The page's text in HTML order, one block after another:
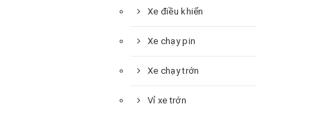
Xe điều khiển
Xe chạy pin
Xe chạy trớn
Vỉ xe trớn